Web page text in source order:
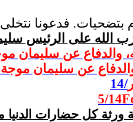
بتضحيات. فدعونا
الله على الرئيس
والدفاع عن سليمان
عن سليمان
/14
5/14